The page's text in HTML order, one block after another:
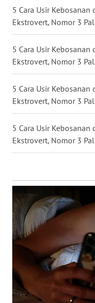
5 Cara Usir
Ekstrovert, Nomor 3
5 Cara Usir
Ekstrovert, Nomor 3
5 Cara Usir
Ekstrovert, Nomor 3
5 Cara Usir
Ekstrovert, Nomor 3
SULUT
WN
WN
WN
NIAS
WN
LANGKAT
WN
TAPANULI
SELATAN